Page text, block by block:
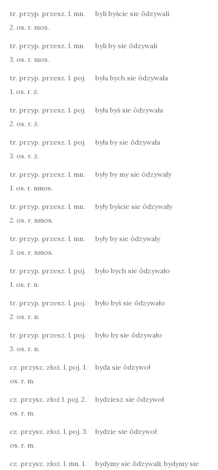
tr. przyp. przesz. l. mn.
2. os. r. mos.
byli byście sie ôdzywali
tr. przyp. przesz. l. mn.
3. os. r. mos.
byli by sie ôdzywali
tr. przyp. przesz. l. poj.
1. os. r. ż.
była bych sie ôdzywała
tr. przyp. przesz. l. poj.
2. os. r. ż.
była byś sie ôdzywała
tr. przyp. przesz. l. poj.
3. os. r. ż.
była by sie ôdzywała
tr. przyp. przesz. l. mn.
1. os. r. nmos.
były by my sie ôdzywały
tr. przyp. przesz. l. mn.
2. os. r. nmos.
były byście sie ôdzywały
tr. przyp. przesz. l. mn.
3. os. r. nmos.
były by sie ôdzywały
tr. przyp. przesz. l. poj.
1. os. r. n.
było bych sie ôdzywało
tr. przyp. przesz. l. poj.
2. os. r. n.
było byś sie ôdzywało
tr. przyp. przesz. l. poj.
3. os. r. n.
było by sie ôdzywało
cz. przysz. złoż. l. poj. 1.
os. r. m.
byda sie ôdzywoł
cz. przysz. złoż l. poj. 2.
os. r. m.
bydziesz sie ôdzywoł
cz. przysz. złoż. l. poj. 3.
os. r. m.
bydzie sie ôdzywoł
cz. przysz. złoż. l. mn. 1.
bydymy sie ôdzywali; bydymy sie